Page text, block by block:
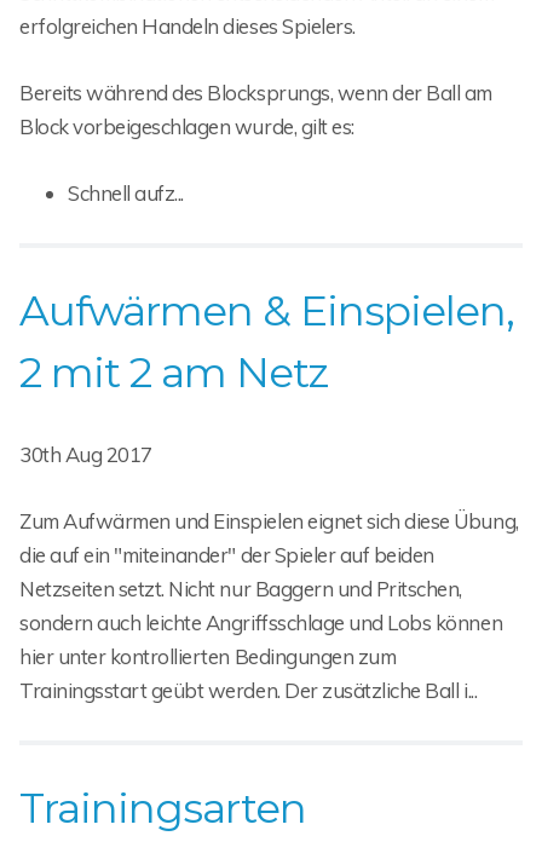
erfolgreichen Handeln dieses Spielers.
Bereits während des Blocksprungs, wenn der Ball am
Block vorbeigeschlagen wurde, gilt es:
Schnell aufz...
Aufwärmen & Einspielen,
2 mit 2 am Netz
30th Aug 2017
Zum Aufwärmen und Einspielen eignet sich diese Übung,
die auf ein "miteinander" der Spieler auf beiden
Netzseiten setzt. Nicht nur Baggern und Pritschen,
sondern auch leichte Angriffsschlage und Lobs können
hier unter kontrollierten Bedingungen zum
Trainingsstart geübt werden. Der zusätzliche Ball i...
Trainingsarten